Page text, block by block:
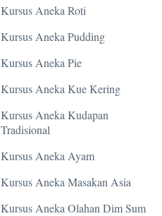
Kursus Aneka Roti
Kursus Aneka Pudding
Kursus Aneka Pie
Kursus Aneka Kue Kering
Kursus Aneka Kudapan
Tradisional
Kursus Aneka Ayam
Kursus Aneka Masakan Asia
Kursus Aneka Olahan Dim Sum